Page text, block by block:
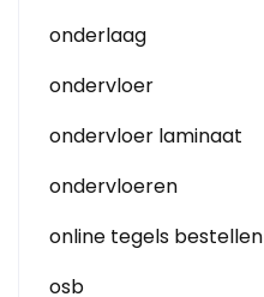
onderlaag
ondervloer
ondervloer laminaat
ondervloeren
online tegels bestellen
osb